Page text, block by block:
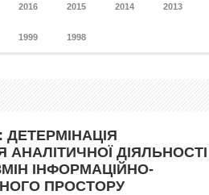
2016 2015 2014 2013
1999 1998
ДЕТЕРМІНАЦІЯ
ДІЯЛЬНОСТІ
ІНФОРМАЦІЙНО-
ПРОСТОРУ